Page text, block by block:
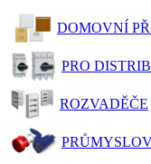
DOMOVNÍ
PRO
ROZVADĚČE